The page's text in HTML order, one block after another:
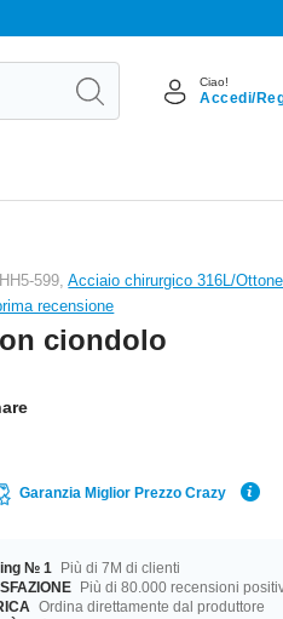
Ciao!
Accedi/
599,Acciaio chirurgico 316L/
recensione
ciondolo
Garanzia Miglior Prezzo Crazy
№ 1
Più di 7M di clienti
Più di 80.000 recensioni
Ordina direttamente dal produttore